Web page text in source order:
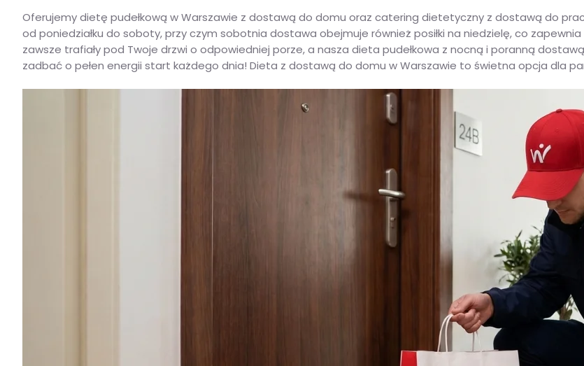
Oferujemy dietę pudełkową w Warszawie z dostawą do domu oraz catering dietetyczny z dostawą do
od poniedziałku do soboty, przy czym sobotnia dostawa obejmuje również posiłki na niedzielę, co zapewnia
zawsze trafiały pod Twoje drzwi o odpowiedniej porze, a nasza dieta pudełkowa z nocną i poranną
zadbać o pełen energii start każdego dnia! Dieta z dostawą do domu w Warszawie to świetna opcja dla